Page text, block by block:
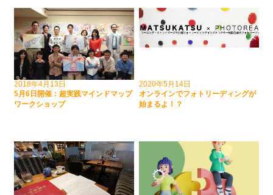
2018年4月13日
5月6日開催：超実践マインドマップ
ワークショップ
2020年5月14日
オンラインでフォトリーディングが
始まるよ！？